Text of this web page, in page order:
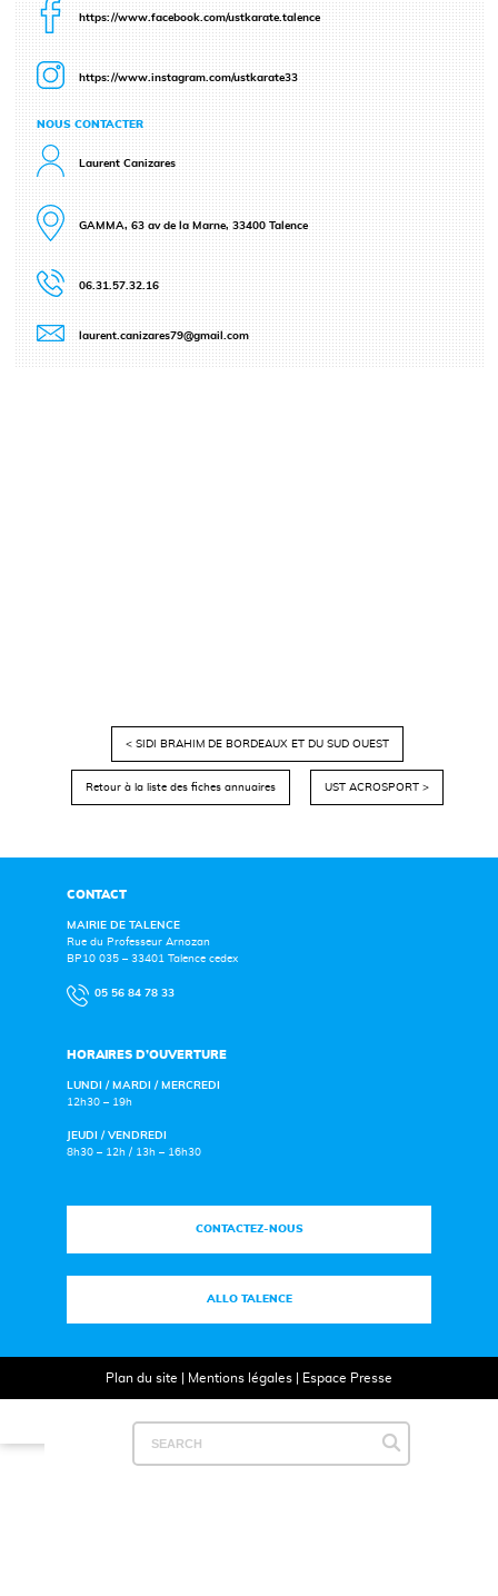
https://www.facebook.com/ustkarate.talence
https://www.instagram.com/ustkarate33
NOUS CONTACTER
Laurent Canizares
GAMMA, 63 av de la Marne, 33400 Talence
06.31.57.32.16
laurent.canizares79@gmail.com
< SIDI BRAHIM DE BORDEAUX ET DU SUD OUEST
Retour à la liste des fiches annuaires UST ACROSPORT >
CONTACT
MAIRIE DE TALENCE
Rue du Professeur Arnozan
BP10 035 – 33401 Talence cedex
05 56 84 78 33
HORAIRES D’OUVERTURE
LUNDI / MARDI / MERCREDI
12h30 – 19h
JEUDI / VENDREDI
8h30 – 12h / 13h – 16h30
CONTACTEZ-NOUS
ALLO TALENCE
Plan du site Mentions légales| Espace Presse